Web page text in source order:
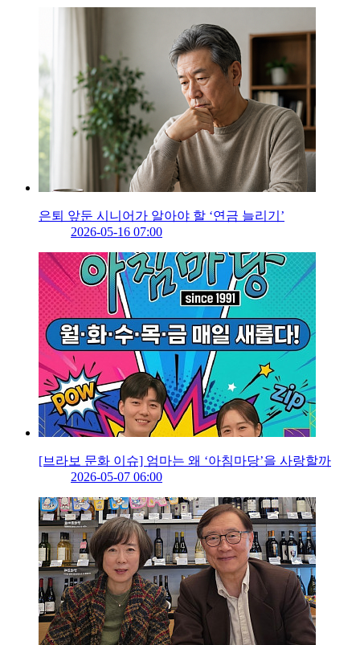
은퇴 앞둔 시니어가 알아야 할 ‘연금 늘리기’
2026-05-16 07:00
[브라보 문화 이슈] 엄마는 왜 ‘아침마당’을 사랑할까
2026-05-07 06:00